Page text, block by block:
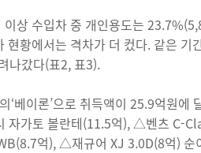
상 수입차 중 개인용도는
황에서는 격차가 더 컸다. 같은
나갔다(표2, 표3).
베이론’으로 취득액이 25.9억원
가토 볼란테(11.5억), △벤츠 C-
억), △재규어 XJ 3.0D(8억) 순